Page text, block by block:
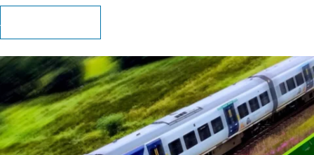
Accéder à la brochure